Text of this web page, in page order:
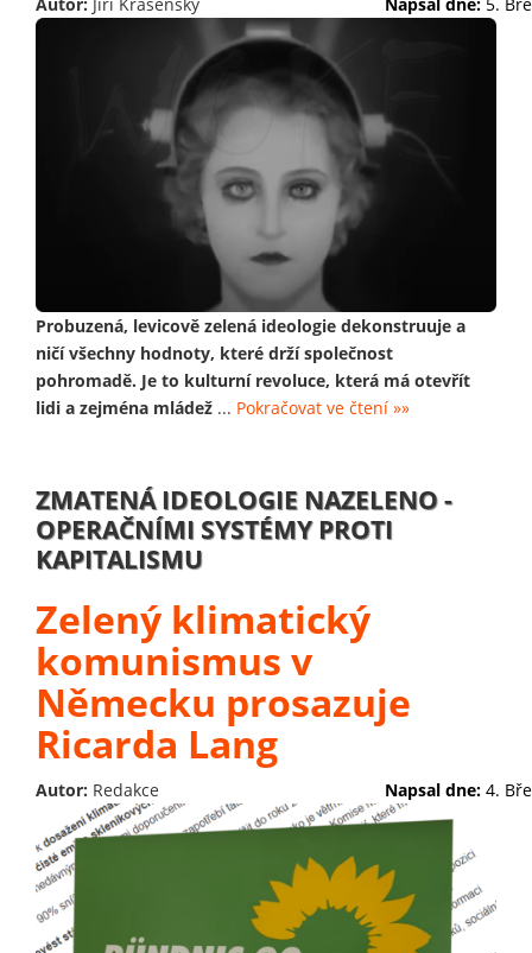
Probuzená, levicově zelená ideologie dekonstruuje a
ničí všechny hodnoty, které drží společnost
pohromadě. Je to kulturní revoluce, která má otevřít
lidi a zejména mládež ... Pokračovat ve čtení »»
ZMATENÁ IDEOLOGIE NAZELENO -
OPERAČNÍMI SYSTÉMY PROTI
KAPITALISMU
Zelený klimatický
komunismus v
Německu prosazuje
Ricarda Lang
Autor: Redakce Napsal dne: 4.